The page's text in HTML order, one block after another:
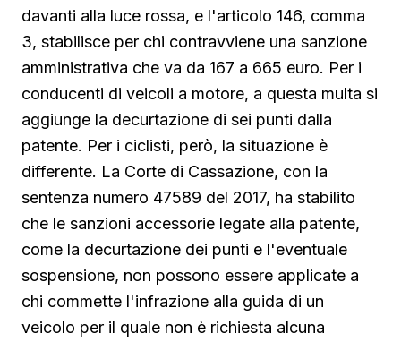
davanti alla luce rossa, e l'articolo 146, comma
3, stabilisce per chi contravviene una sanzione
amministrativa che va da 167 a 665 euro. Per i
conducenti di veicoli a motore, a questa multa si
aggiunge la decurtazione di sei punti dalla
patente. Per i ciclisti, però, la situazione è
differente. La Corte di Cassazione, con la
sentenza numero 47589 del 2017, ha stabilito
che le sanzioni accessorie legate alla patente,
come la decurtazione dei punti e l'eventuale
sospensione, non possono essere applicate a
chi commette l'infrazione alla guida di un
veicolo per il quale non è richiesta alcuna